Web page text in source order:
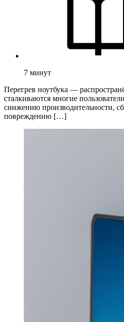
7 минут
Перегрев ноутбука —
сталкиваются многие
снижению производительности,
повреждению […]